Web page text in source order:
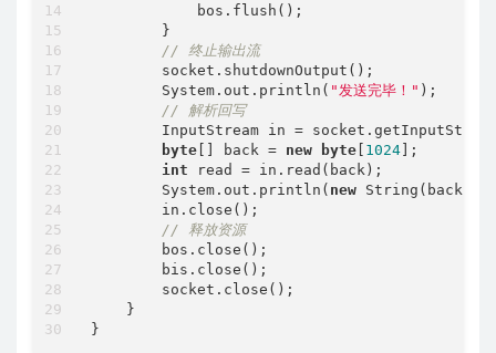
            bos.flush();
        }
// 终止输出流
        socket.shutdownOutput();
        System.out.println(
"发送完毕！" );
// 解析回写
InputStream in =
byte [] back = new byte [ 1024];
int read = in.read(back);
        System.out.println(
new String(back,
        in.close();
// 释放资源
        bos.close();
        bis.close();
        socket.close();
    }